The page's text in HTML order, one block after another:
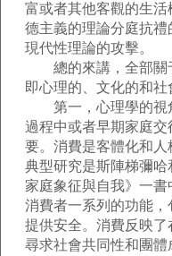
富或者其他客觀的生
德主義的理論分庭抗
現代性理論的攻擊。
總的來講，全部關
即心理的、文化的和社
第一，心理學的視
過程中或者早期家庭
要。消費是客體化和
典型研究是斯陣梯彌哈
家庭象征與自我》一
消費者一系列的功能，
提供安全。消費反映
尋求社會共同性和團